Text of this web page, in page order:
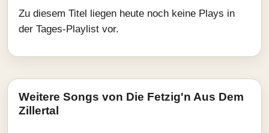
Zu diesem Titel liegen heute noch keine Plays in
der Tages-Playlist vor.
Weitere Songs von Die Fetzig'n Aus Dem
Zillertal